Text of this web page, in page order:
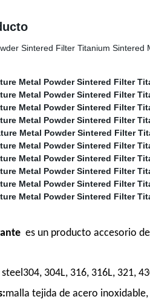
es un producto accesorio
304L, 316, 316L, 321,
malla tejida de acero